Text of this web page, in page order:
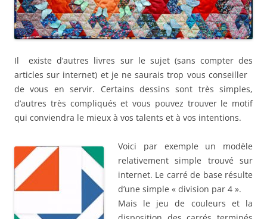
Il existe d’autres livres sur le sujet (sans compter des
articles sur internet) et je ne saurais trop vous conseiller
de vous en servir. Certains dessins sont très simples,
d’autres très compliqués et vous pouvez trouver le motif
qui conviendra le mieux à vos talents et à vos intentions.
Voici par exemple un modèle
relativement simple trouvé sur
internet. Le carré de base résulte
d’une simple « division par 4 ».
Mais le jeu de couleurs et la